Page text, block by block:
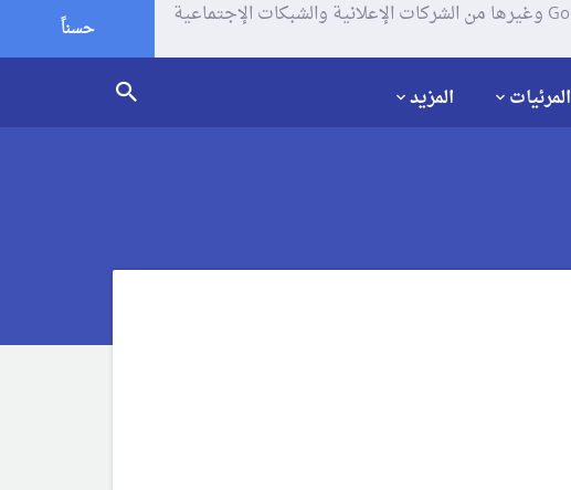
يستخدم موقعنا ملفات تعريف الإرتباط (الكوكيز) لتحليل زياراتك وإستخدامك للموقع و تتم مشاركة بعض المعلومات مع Google وغيرها من الشركات الإعلانية والشبكات الإجتماعية
حسناً
المرئيات المزيد